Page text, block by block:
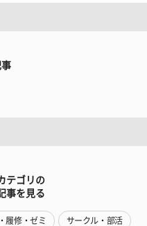
事
テゴリの
事を見る
履修・ゼミ サークル・部活